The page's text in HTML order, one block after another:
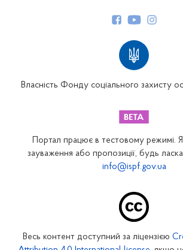
Закарпатське відділення
Запорізьке відділення
Кіровоградське відділення
Власність Фонду соціального захисту
Портал працює в тестовому режимі.
зауваження або пропозиції, будь
info@ispf.gov.ua
Весь контент доступний за ліцензією